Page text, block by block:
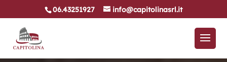
06.43251927 info@capitolinasrl.it